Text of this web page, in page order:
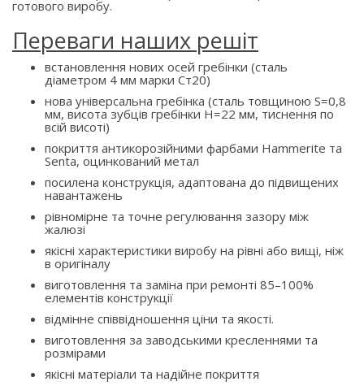
готового виробу.
Переваги наших решіт
встановлення нових осей гребінки (сталь
діаметром 4 мм марки Ст20)
нова універсальна гребінка (сталь товщиною S=0,8
мм, висота зубців гребінки H=22 мм, тиснення по
всій висоті)
покриття антикорозійними фарбами Hammerite та
Senta, оцинкований метал
посилена конструкція, адаптована до підвищених
навантажень
рівномірне та точне регулювання зазору між
жалюзі
якісні характеристики виробу на рівні або вищі, ніж
в оригіналу
виготовлення та заміна при ремонті 85–100%
елементів конструкції
відмінне співвідношення ціни та якості.
виготовлення за заводськими кресленнями та
розмірами
якісні матеріали та надійне покриття